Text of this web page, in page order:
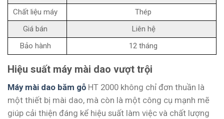
Chất liệu máy
Thép
Giá bán
Liên hệ
Bảo hành
12 tháng
Hiệu suất máy mài dao vượt trội
Máy mài dao băm gỗ HT 2000 không chỉ đơn thuần là
một thiết bị mài dao, mà còn là một công cụ mạnh mẽ
giúp cải thiện đáng kể hiệu suất làm việc và chất lượng